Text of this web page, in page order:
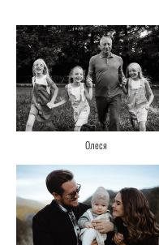
Олеся